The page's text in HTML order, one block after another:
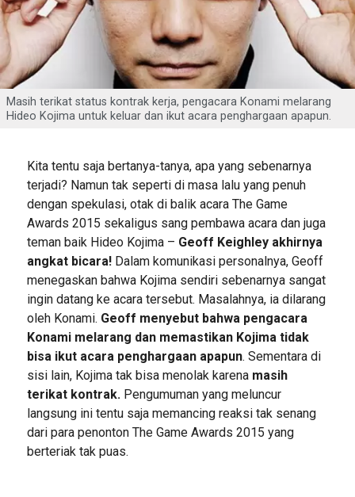
Masih terikat status kontrak kerja, pengacara Konami melarang
Hideo Kojima untuk keluar dan ikut acara penghargaan apapun.
Kita tentu saja bertanya-tanya, apa yang sebenarnya
terjadi? Namun tak seperti di masa lalu yang penuh
dengan spekulasi, otak di balik acara The Game
Awards 2015 sekaligus sang pembawa acara dan juga
teman baik Hideo Kojima – Geoff Keighley akhirnya
angkat bicara!Dalam komunikasi personalnya, Geoff
menegaskan bahwa Kojima sendiri sebenarnya sangat
ingin datang ke acara tersebut. Masalahnya, ia dilarang
oleh Konami. Geoff menyebut bahwa pengacara
Konami melarang dan memastikan Kojima tidak
bisa ikut acara penghargaan apapun. Sementara di
sisi lain, Kojima tak bisa menolak karena masih
terikat kontrak. Pengumuman yang meluncur
langsung ini tentu saja memancing reaksi tak senang
dari para penonton The Game Awards 2015 yang
berteriak tak puas.